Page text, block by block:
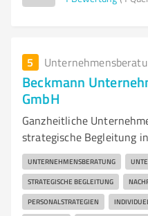
5
Beckmann
GmbH
Ganzheitliche
strategische Begleitung
UNTERNEHMENSBERATUNG
STRATEGISCHE BEGLEITUNG
PERSONALSTRATEGIEN